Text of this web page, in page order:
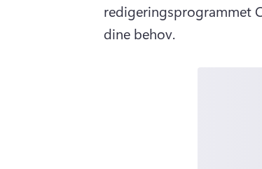
redigeringsprogrammet
dine behov.